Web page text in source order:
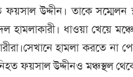
উদ্দীন। তাকে
হামলাকারী। ধাওয়া খেয়ে
হামলা করতে
ফয়সাল উদ্দীনও মঞ্চস্থল